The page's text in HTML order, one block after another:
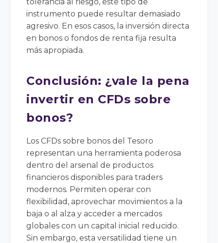
instrumento puede resultar demasiado
agresivo. En esos casos, la inversión directa
en bonos o fondos de renta fija resulta
más apropiada.
Conclusión: ¿vale la pena
invertir en CFDs sobre
bonos?
Los CFDs sobre bonos del Tesoro
representan una herramienta poderosa
dentro del arsenal de productos
financieros disponibles para traders
modernos. Permiten operar con
flexibilidad, aprovechar movimientos a la
baja o al alza y acceder a mercados
globales con un capital inicial reducido.
Sin embargo, esta versatilidad tiene un